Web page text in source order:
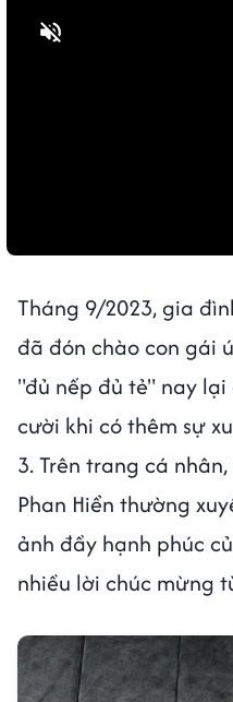
Tháng 9/2023, gia
đã đón chào con gái
"đủ nếp đủ tẻ" nay
cười khi có thêm sự
3. Trên trang cá
Phan Hiển thường
ảnh đầy hạnh phúc
nhiều lời chúc mừng